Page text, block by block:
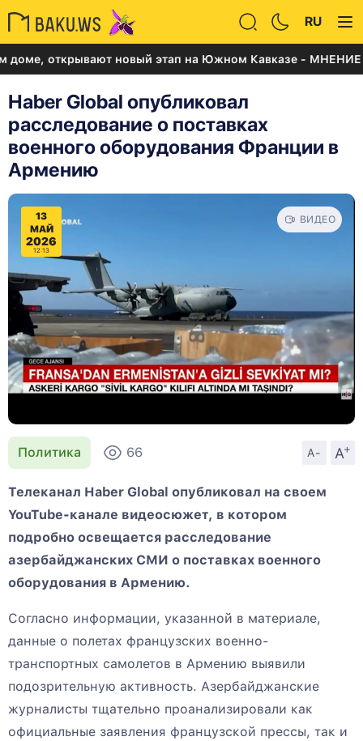
RU
открывают новый этап на Южном Кавказе - МНЕНИЕ
Haber Global опубликовал
расследование о поставках
военного оборудования Франции в
Армению
13
МАЙ
2026
12:13
ВИДЕО
Политика 66 A- A
+
Телеканал Haber Global опубликовал на своем
YouTube-канале видеосюжет, в котором
подробно освещается расследование
азербайджанских СМИ о поставках военного
оборудования в Армению.
Согласно информации, указанной в материале,
данные о полетах французских военно-
транспортных самолетов в Армению выявили
подозрительную активность. Азербайджанские
журналисты тщательно проанализировали как
официальные заявления французской прессы, так и